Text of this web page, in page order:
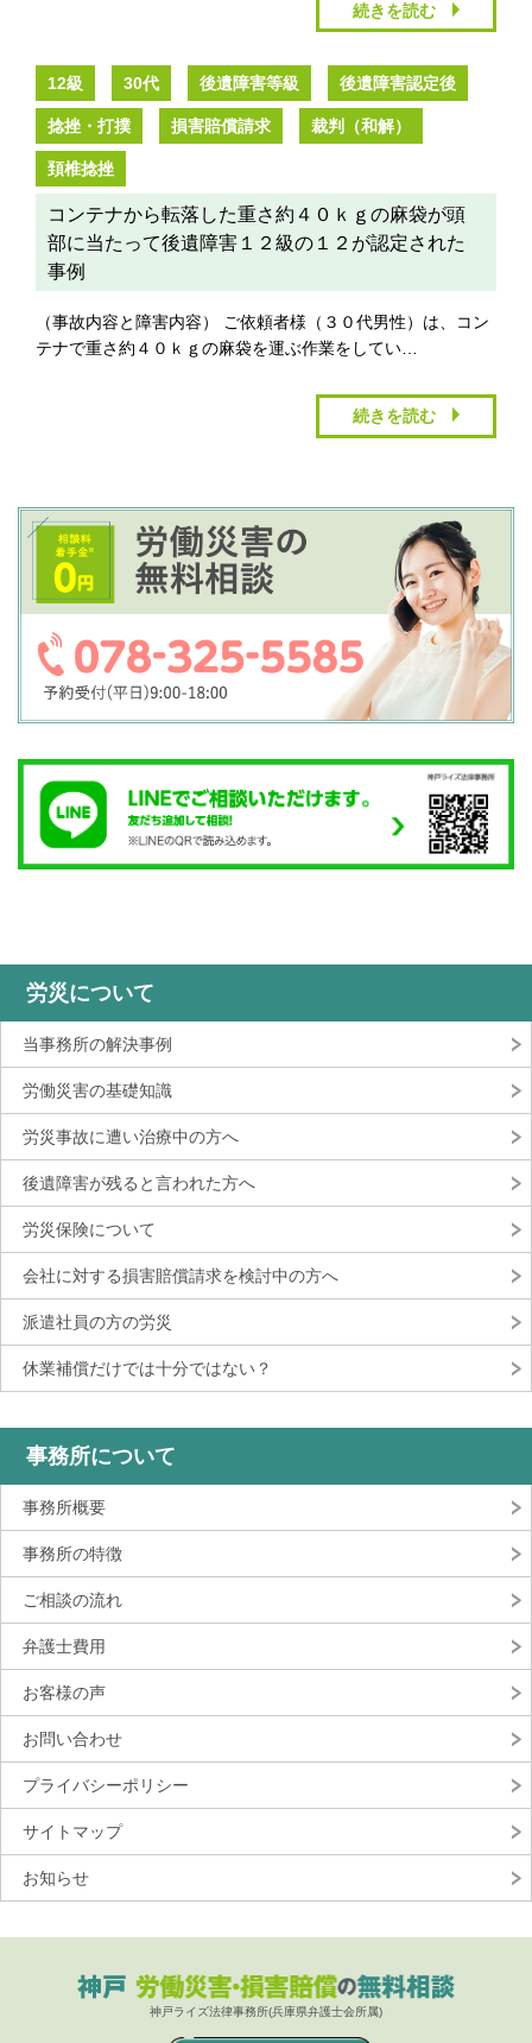
続きを読む
12級 30代 後遺障害等級 後遺障害認定後
捻挫・打撲 損害賠償請求 裁判（和解）
頚椎捻挫
コンテナから転落した重さ約４０ｋｇの麻袋が頭
部に当たって後遺障害１２級の１２が認定された
事例
（事故内容と障害内容） ご依頼者様（３０代男性）は、コン
テナで重さ約４０ｋｇの麻袋を運ぶ作業をしてい…
続きを読む
労災について
当事務所の解決事例
労働災害の基礎知識
労災事故に遭い治療中の方へ
後遺障害が残ると言われた方へ
労災保険について
会社に対する損害賠償請求を検討中の方へ
派遣社員の方の労災
休業補償だけでは十分ではない？
事務所について
事務所概要
事務所の特徴
ご相談の流れ
弁護士費用
お客様の声
お問い合わせ
プライバシーポリシー
サイトマップ
お知らせ
神戸ライズ法律事務所(兵庫県弁護士会所属)